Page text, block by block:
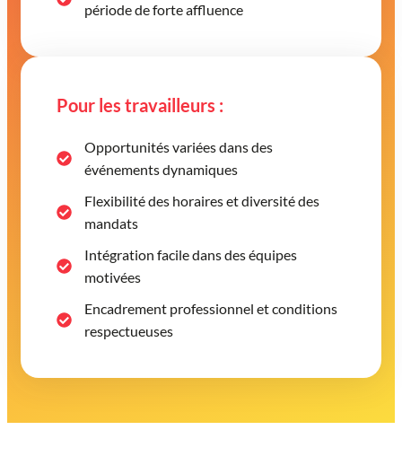
période de forte affluence
Pour les travailleurs :
Opportunités variées dans des
événements dynamiques
Flexibilité des horaires et diversité des
mandats
Intégration facile dans des équipes
motivées
Encadrement professionnel et conditions
respectueuses